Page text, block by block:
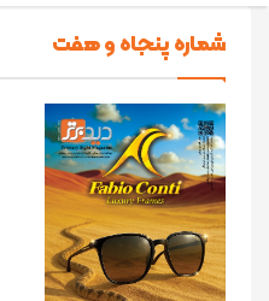
شماره پنجاه و هفت